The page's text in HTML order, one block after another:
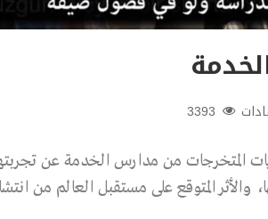
المتخرجات من مدارس الخدمة عن
والأثر المتوقع على مستقبل العالم من